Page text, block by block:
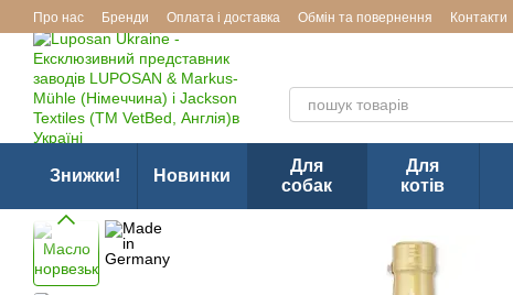
Перейти до основного контенту
Про нас Бренди Оплата і доставка Обмін та повернення Контакти
Знижки! Новинки
Для
собак
Для
котів